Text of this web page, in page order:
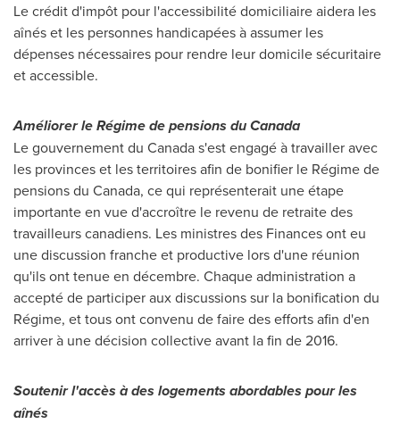
Le crédit d'impôt pour l'accessibilité domiciliaire aidera les
aînés et les personnes handicapées à assumer les
dépenses nécessaires pour rendre leur domicile sécuritaire
et accessible.
Améliorer le Régime de pensions duCanada
Le gouvernement du Canadas'est engagé à travailler avec
les provinces et les territoires afin de bonifier le Régime de
pensions du Canada, ce qui représenterait une étape
importante en vue d'accroître le revenu de retraite des
travailleurs canadiens. Les ministres des Finances ont eu
une discussion franche et productive lors d'une réunion
qu'ils ont tenue en décembre. Chaque administration a
accepté de participer aux discussions sur la bonification du
Régime, et tous ont convenu de faire des efforts afin d'en
arriver à une décision collective avant la fin de 2016.
Soutenir l'accès à des logements abordables pour les
aînés